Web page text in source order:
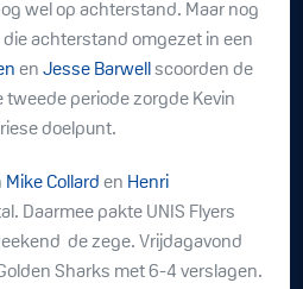
wel op achterstand. Maar nog
achterstand omgezet in een
enJesse Barwell scoorden de
periode zorgde Kevin
doelpunt.
Mike Collard en Henri
Daarmee pakte UNIS Flyers
de zege. Vrijdagavond
Sharks met 6-4 verslagen.